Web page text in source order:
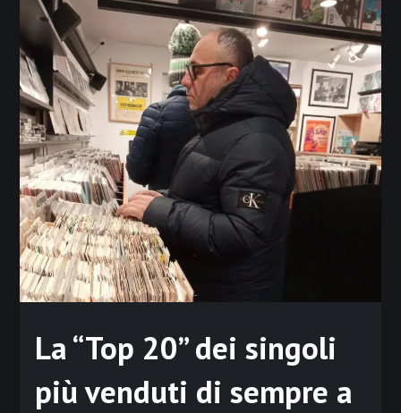
La “Top 20” dei singoli
più venduti di sempre a